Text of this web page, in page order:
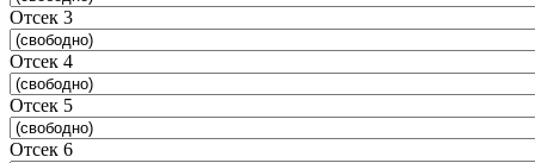
Отсек 3
Отсек 4
Отсек 5
Отсек 6